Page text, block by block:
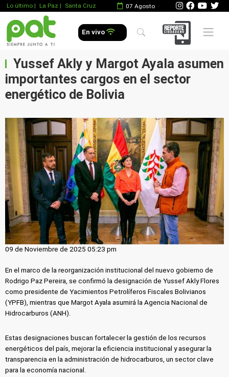
Lo último | La Paz | Santa Cruz 07 Agosto
En vivo Mobile
Yussef Akly y Margot Ayala asumen
importantes cargos en el sector
energético de Bolivia
09 de Noviembre de 2025 05:23 pm
En el marco de la reorganización institucional del nuevo gobierno de
Rodrigo Paz Pereira, se confirmó la designación de Yussef Akly Flores
como presidente de Yacimientos Petrolíferos Fiscales Bolivianos
(YPFB), mientras que Margot Ayala asumirá la Agencia Nacional de
Hidrocarburos (ANH).
Estas designaciones buscan fortalecer la gestión de los recursos
energéticos del país, mejorar la eficiencia institucional y asegurar la
transparencia en la administración de hidrocarburos, un sector clave
para la economía nacional.